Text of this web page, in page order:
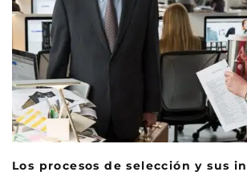
Los procesos de selección y sus